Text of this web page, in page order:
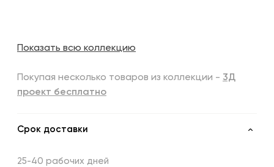
Показать всю коллекцию
Покупая несколько товаров из коллекции - 3Д
проект бесплатно
Срок доставки
25-40 рабочих дней